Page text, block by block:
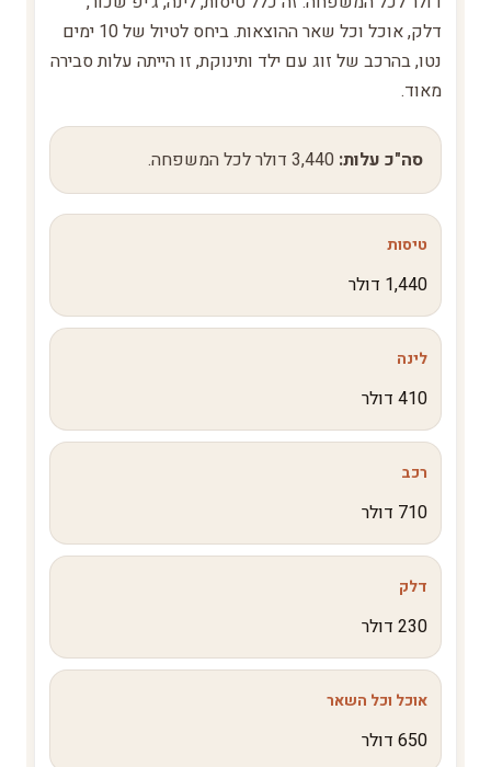
דלק, אוכל וכל שאר ההוצאות. ביחס לטיול של 10 ימים
נטו, בהרכב של זוג עם ילד ותינוקת, זו הייתה עלות סבירה
מאוד.
סה"כ עלות:
טיסות
1,440 דולר
לינה
410 דולר
רכב
710 דולר
דלק
230 דולר
אוכל וכל השאר
650 דולר